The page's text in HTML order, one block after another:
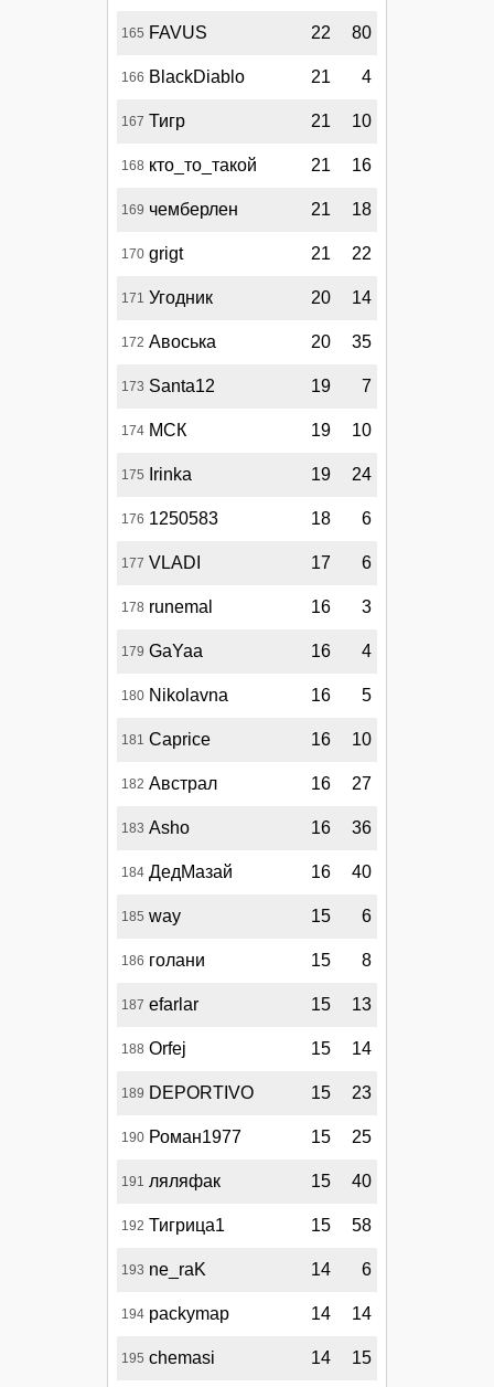
165 FAVUS 22 80
166 BlackDiablo 21 4
167 Тигр 21 10
168 кто_то_такой 21 16
169 чемберлен 21 18
170 grigt 21 22
171 Угодник 20 14
172 Авоська 20 35
173 Santa12 19 7
174 МСК 19 10
175 Irinka 19 24
176 1250583 18 6
177 VLADI 17 6
178 runemal 16 3
179 GaYaa 16 4
180 Nikolavna 16 5
181 Caprice 16 10
182 Австрал 16 27
183 Asho 16 36
184 ДедМазай 16 40
185 way 15 6
186 голани 15 8
187 efarlar 15 13
188 Orfej 15 14
189 DEPORTIVO 15 23
190 Роман1977 15 25
191 ляляфак 15 40
192 Тигрица1 15 58
193 ne_raK 14 6
194 packymap 14 14
195 chemasi 14 15